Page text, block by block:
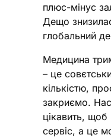
плюс-мінус
Дещо
глобальний
Медицина
– це
кількістю,
закриємо.
цікавить, щоб
сервіс, а це